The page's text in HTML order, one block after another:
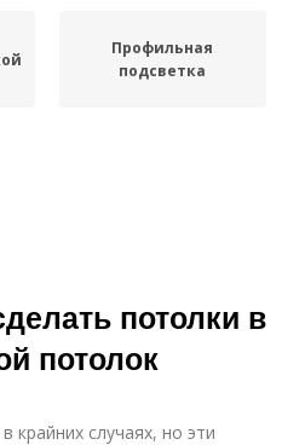
Профильная
подсветка
потолки в
потолок
крайних случаях, но эти